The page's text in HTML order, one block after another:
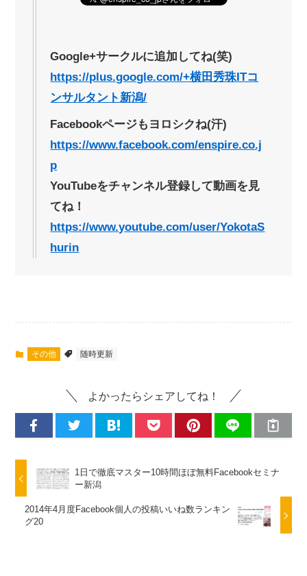
Google+サークルに追加してね(笑)
https://plus.google.com/+横田秀珠ITコ
ンサルタント新潟/
Facebookページもヨロシクね(汗)
https://www.facebook.com/enspire.co.j
p
YouTubeをチャンネル登録して動画を見
てね！
https://www.youtube.com/user/YokotaS
hurin
その他 随時更新
よかったらシェアしてね！
1日で徹底マスター10時間ほぼ無料Facebookセミナ
ー新潟
2014年4月度Facebook個人の投稿いいね数ランキン
グ20